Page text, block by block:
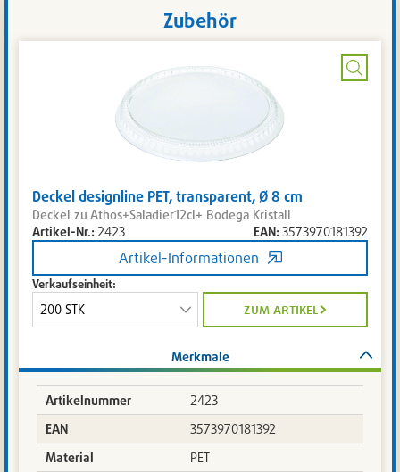
Zubehör
Bild
Deckel designline PET, transparent, Ø 8 cm
Deckel zu Athos+Saladier12cl+ Bodega Kristall
Artikel-Nr.: 2423 EAN:3573970181392
Artikel-Informationen
Verkaufseinheit:
zum artikel
Merkmale
Artikelnummer
2423
EAN
3573970181392
Material
PET